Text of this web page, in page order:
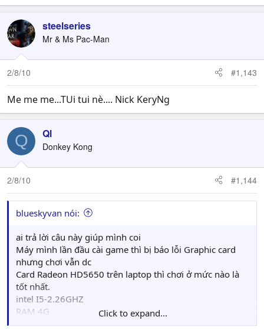
steelseries
Mr & Ms Pac-Man
2/8/10 #1,143
Me me me...TUi tui nè.... Nick KeryNg
Q Ql
Donkey Kong
2/8/10 #1,144
blueskyvan nói:
ai trả lời câu này giúp mình coi
Máy mình lần đầu cài game thì bị báo lỗi Graphic card
nhưng chơi vẫn dc
Card Radeon HD5650 trên laptop thì chơi ở mức nào là
tốt nhất.
intel I5-2.26GHZ
RAM 4G
Win7 64bit
Click to expand...